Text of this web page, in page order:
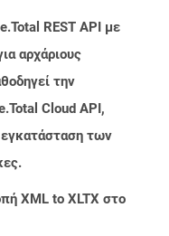
REST API με
αρχάριους
την
Cloud API,
των
XML to XLTX στο